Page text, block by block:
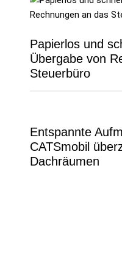
Papierlos und
Übergabe von
Steuerbüro
Entspannte
CATSmobil
Dachräumen